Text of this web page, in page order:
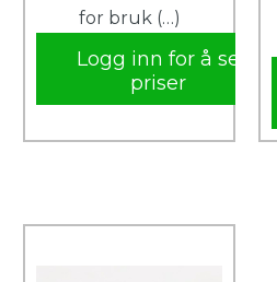
for bruk (…)
Logg inn for å se
priser